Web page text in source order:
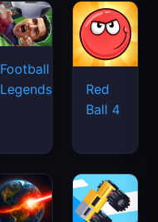
Football
Legends
Red
Ball 4